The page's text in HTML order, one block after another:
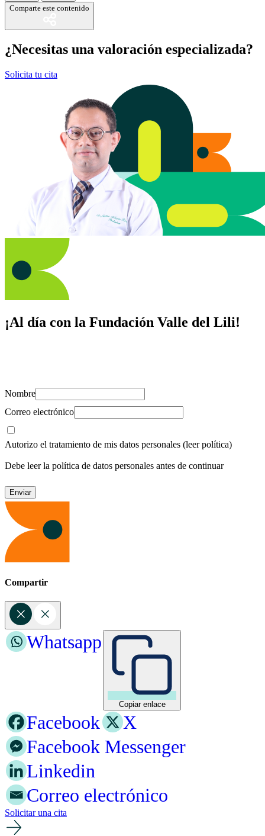
Comparte este contenido
¿Necesitas una valoración especializada?
Solicita tu cita
¡Al día con la Fundación Valle del Lili!
Nombre
Correo electrónico
Autorizo el tratamiento de mis datos personales (leer política)
Debe leer la política de datos personales antes de continuar
Compartir
Copiar enlace
Whatsapp
Facebook
X
Facebook Messenger
Linkedin
Correo electrónico
Solicitar una cita